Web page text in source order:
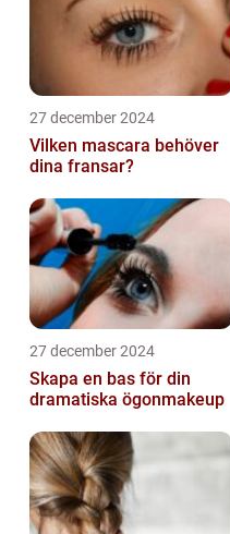
27 december 2024
Vilken mascara behöver
dina fransar?
27 december 2024
Skapa en bas för din
dramatiska ögonmakeup